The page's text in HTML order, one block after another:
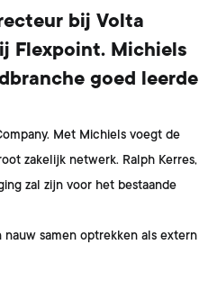
bij Volta
Flexpoint. Michiels
goed leerde
Met Michiels voegt de
zakelijk netwerk. Ralph Kerres,
zal zijn voor het bestaande
samen optrekken als extern